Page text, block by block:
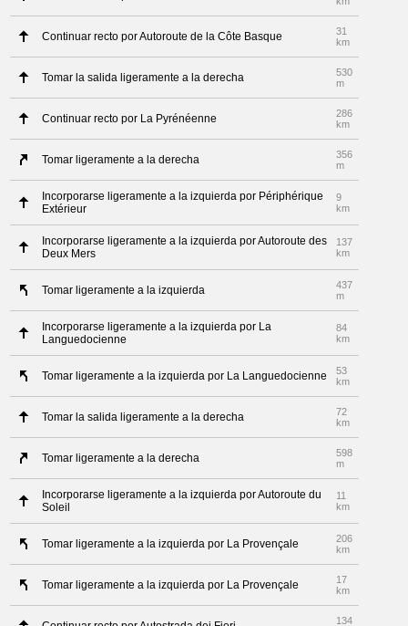
Continuar recto por Autoroute de la Côte Basque
31
km
Tomar la salida ligeramente a la derecha
530
m
Continuar recto por La Pyrénéenne
286
km
Tomar ligeramente a la derecha
356
m
Incorporarse ligeramente a la izquierda por Périphérique
Extérieur
9
km
Incorporarse ligeramente a la izquierda por Autoroute des
Deux Mers
137
km
Tomar ligeramente a la izquierda
437
m
Incorporarse ligeramente a la izquierda por La
Languedocienne
84
km
Tomar ligeramente a la izquierda por La Languedocienne
53
km
Tomar la salida ligeramente a la derecha
72
km
Tomar ligeramente a la derecha
598
m
Incorporarse ligeramente a la izquierda por Autoroute du
Soleil
11
km
Tomar ligeramente a la izquierda por La Provençale
206
km
Tomar ligeramente a la izquierda por La Provençale
17
km
134